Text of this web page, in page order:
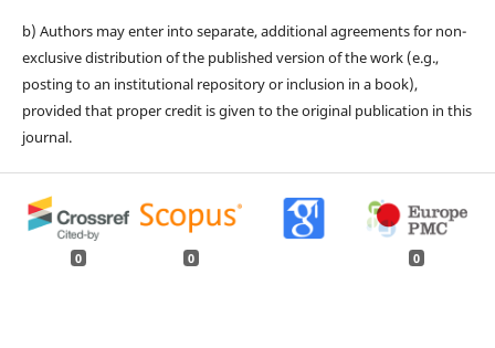
b) Authors may enter into separate, additional agreements for non-
exclusive distribution of the published version of the work (e.g.,
posting to an institutional repository or inclusion in a book),
provided that proper credit is given to the original publication in this
journal.
0 0 0